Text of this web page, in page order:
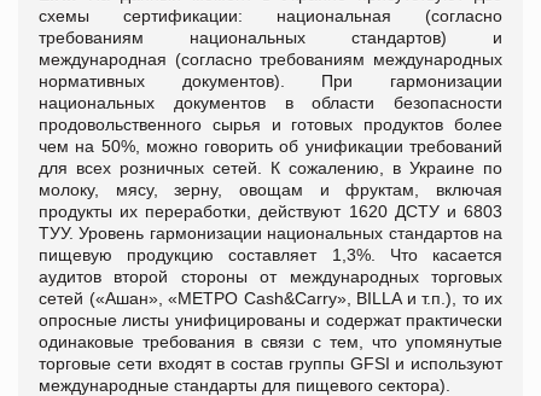
схемы сертификации: национальная (согласно
требованиям национальных стандартов) и
международная (согласно требованиям международных
нормативных документов). При гармонизации
национальных документов в области безопасности
продовольственного сырья и готовых продуктов более
чем на 50%, можно говорить об унификации требований
для всех розничных сетей. К сожалению, в Украине по
молоку, мясу, зерну, овощам и фруктам, включая
продукты их переработки, действуют 1620 ДСТУ и 6803
ТУУ. Уровень гармонизации национальных стандартов на
пищевую продукцию составляет 1,3%. Что касается
аудитов второй стороны от международных торговых
сетей («Ашан», «МЕТРО Cash&Carry», BILLA и т.п.), то их
опросные листы унифицированы и содержат практически
одинаковые требования в связи с тем, что упомянутые
торговые сети входят в состав группы GFSI и используют
международные стандарты для пищевого сектора).